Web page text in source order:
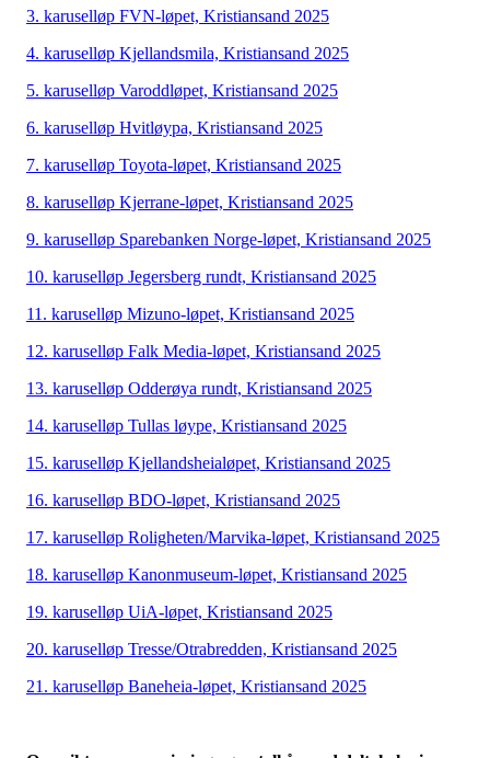
3. karuselløp FVN-løpet, Kristiansand 2025
4. karuselløp Kjellandsmila, Kristiansand 2025
5. karuselløp Varoddløpet, Kristiansand 2025
6. karuselløp Hvitløypa, Kristiansand 2025
7. karuselløp Toyota-løpet, Kristiansand 2025
8. karuselløp Kjerrane-løpet, Kristiansand 2025
9. karuselløp Sparebanken Norge-løpet, Kristiansand 2025
10. karuselløp Jegersberg rundt, Kristiansand 2025
11. karuselløp Mizuno-løpet, Kristiansand 2025
12. karuselløp Falk Media-løpet, Kristiansand 2025
13. karuselløp Odderøya rundt, Kristiansand 2025
14. karuselløp Tullas løype, Kristiansand 2025
15. karuselløp Kjellandsheialøpet, Kristiansand 2025
16. karuselløp BDO-løpet, Kristiansand 2025
17. karuselløp Roligheten/Marvika-løpet, Kristiansand 2025
18. karuselløp Kanonmuseum-løpet, Kristiansand 2025
19. karuselløp UiA-løpet, Kristiansand 2025
20. karuselløp Tresse/Otrabredden, Kristiansand 2025
21. karuselløp Baneheia-løpet, Kristiansand 2025